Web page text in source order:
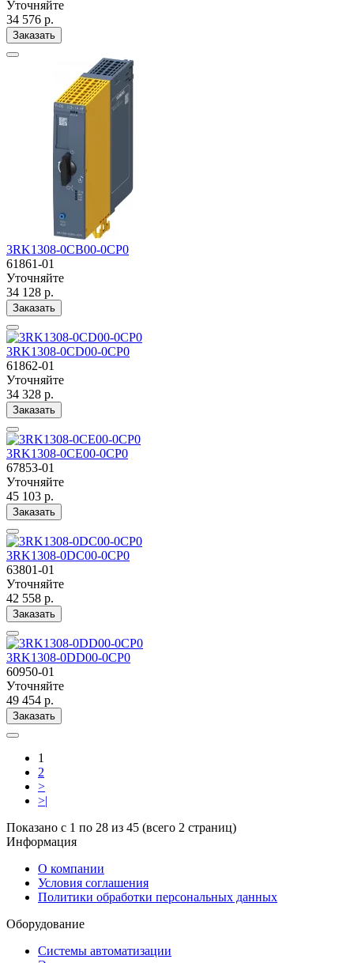
Уточняйте
34 576 р.
Заказать
3RK1308-0CB00-0CP0
61861-01
Уточняйте
34 128 р.
Заказать
3RK1308-0CD00-0CP0
61862-01
Уточняйте
34 328 р.
Заказать
3RK1308-0CE00-0CP0
67853-01
Уточняйте
45 103 р.
Заказать
3RK1308-0DC00-0CP0
63801-01
Уточняйте
42 558 р.
Заказать
3RK1308-0DD00-0CP0
60950-01
Уточняйте
49 454 р.
Заказать
1
2
>
>|
Показано с 1 по 28 из 45 (всего 2 страниц)
Информация
О компании
Условия соглашения
Политики обработки персональных данных
Оборудование
Системы автоматизации